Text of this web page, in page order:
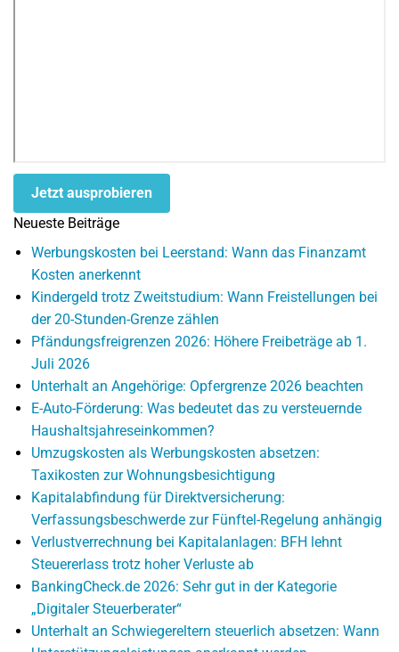
Jetzt ausprobieren
Neueste Beiträge
Werbungskosten bei Leerstand: Wann das Finanzamt
Kosten anerkennt
Kindergeld trotz Zweitstudium: Wann Freistellungen bei
der 20-Stunden-Grenze zählen
Pfändungsfreigrenzen 2026: Höhere Freibeträge ab 1.
Juli 2026
Unterhalt an Angehörige: Opfergrenze 2026 beachten
E-Auto-Förderung: Was bedeutet das zu versteuernde
Haushaltsjahreseinkommen?
Umzugskosten als Werbungskosten absetzen:
Taxikosten zur Wohnungsbesichtigung
Kapitalabfindung für Direktversicherung:
Verfassungsbeschwerde zur Fünftel-Regelung anhängig
Verlustverrechnung bei Kapitalanlagen: BFH lehnt
Steuererlass trotz hoher Verluste ab
BankingCheck.de 2026: Sehr gut in der Kategorie
„Digitaler Steuerberater“
Unterhalt an Schwiegereltern steuerlich absetzen: Wann